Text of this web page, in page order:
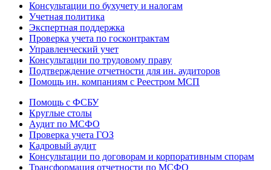
Консультации по бухучету и налогам
Учетная политика
Экспертная поддержка
Проверка учета по госконтрактам
Управленческий учет
Консультации по трудовому праву
Подтверждение отчетности для ин. аудиторов
Помощь ин. компаниям с Реестром МСП
Помощь с ФСБУ
Круглые столы
Аудит по МСФО
Проверка учета ГОЗ
Кадровый аудит
Консультации по договорам и корпоративным спорам
Трансформация отчетности по МСФО